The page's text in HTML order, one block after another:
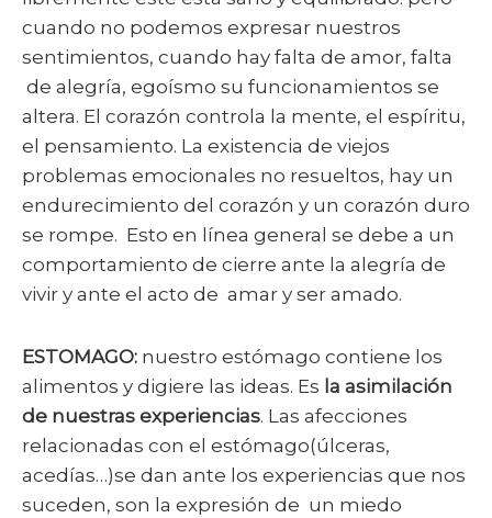
cuando no podemos expresar nuestros
sentimientos, cuando hay falta de amor, falta
de alegría, egoísmo su funcionamientos se
altera. El corazón controla la mente, el espíritu,
el pensamiento. La existencia de viejos
problemas emocionales no resueltos, hay un
endurecimiento del corazón y un corazón duro
se rompe. Esto en línea general se debe a un
comportamiento de cierre ante la alegría de
vivir y ante el acto de amar y ser amado.
ESTOMAGO: nuestro estómago contiene los
alimentos y digiere las ideas. Es la asimilación
de nuestras experiencias. Las afecciones
relacionadas con el estómago(úlceras,
acedías…)se dan ante los experiencias que nos
suceden, son la expresión de un miedo